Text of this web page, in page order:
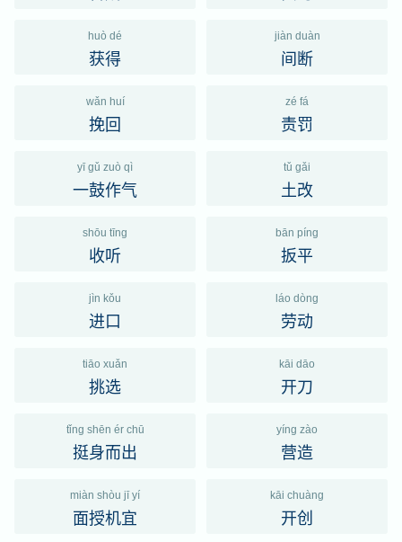
huò dé
获得
jiàn duàn
间断
wǎn huí
挽回
zé fá
责罚
yī gǔ zuò qì
一鼓作气
tǔ gǎi
土改
shōu tīng
收听
bān píng
扳平
jìn kǒu
进口
láo dòng
劳动
tiāo xuǎn
挑选
kāi dāo
开刀
tǐng shēn ér chū
挺身而出
yíng zào
营造
miàn shòu jī yí
面授机宜
kāi chuàng
开创